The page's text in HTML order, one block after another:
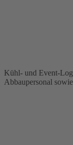
Kühl- und Event-
Abbaupersonal